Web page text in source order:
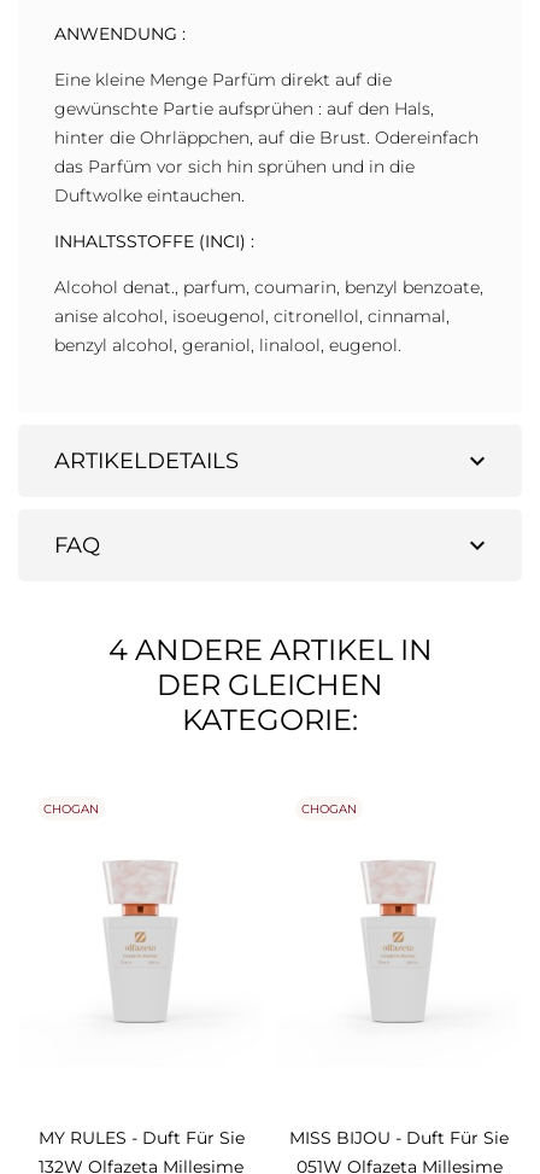
ANWENDUNG :
Eine kleine Menge Parfüm direkt auf die
gewünschte Partie aufsprühen : auf den Hals,
hinter die Ohrläppchen, auf die Brust. Odereinfach
das Parfüm vor sich hin sprühen und in die
Duftwolke eintauchen.
INHALTSSTOFFE (INCI) :
Alcohol denat., parfum, coumarin, benzyl benzoate,
anise alcohol, isoeugenol, citronellol, cinnamal,
benzyl alcohol, geraniol, linalool, eugenol.
expand_more
ARTIKELDETAILS
expand_more
FAQ
4 ANDERE ARTIKEL IN
DER GLEICHEN
KATEGORIE:
MY RULES - Duft Für Sie
132W Olfazeta Millesime
CHOGAN
MISS BIJOU - Duft Für Sie
051W Olfazeta Millesime
CHOGAN